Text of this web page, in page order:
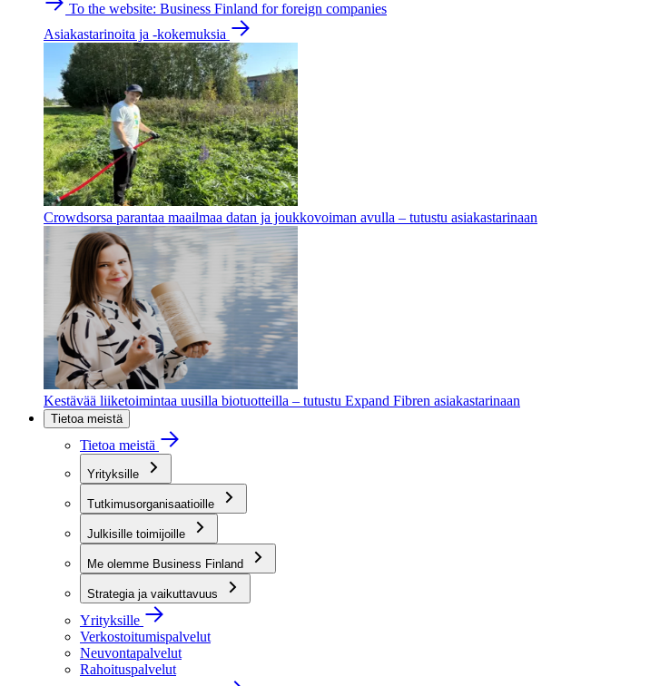
To the website: Business Finland for foreign companies
Asiakastarinoita ja -kokemuksia
Crowdsorsa parantaa maailmaa datan ja joukkovoiman avulla – tutustu asiakastarinaan
Kestävää liiketoimintaa uusilla biotuotteilla – tutustu Expand Fibren asiakastarinaan
Tietoa meistä
Tietoa meistä
Yrityksille
Tutkimusorganisaatioille
Julkisille toimijoille
Me olemme Business Finland
Strategia ja vaikuttavuus
Yrityksille
Verkostoitumispalvelut
Neuvontapalvelut
Rahoituspalvelut